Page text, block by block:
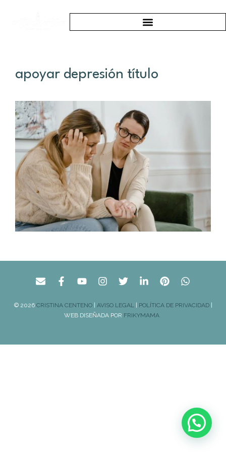
apoyar depresión título
© 2026 CRISTINA CENTENO| AVISO LEGAL | POLÍTICA DE PRIVACIDAD|
WEB DISEÑADA POR FRIKYMAMA